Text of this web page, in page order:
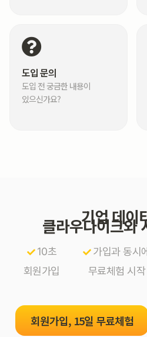
도입 문의
도입 전 궁금한 내용이
있으신가요?
기업 데이
클라우다이크와
10초
회원가입
가입과 동시
무료체험 시작
회원가입, 15일 무료체험